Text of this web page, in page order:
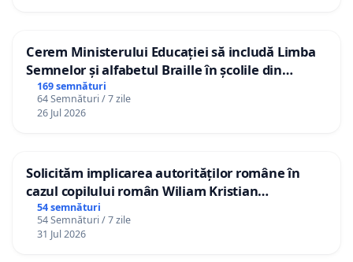
Cerem Ministerului Educației să includă Limba
Semnelor și alfabetul Braille în școlile din
Republica Moldova!
169 semnături
64 Semnături / 7 zile
26 Jul 2026
Solicităm implicarea autorităților române în
cazul copilului român Wiliam Kristian
Gheorghe, aflat în plasament în Danemarca de
12 ani
54 semnături
54 Semnături / 7 zile
31 Jul 2026